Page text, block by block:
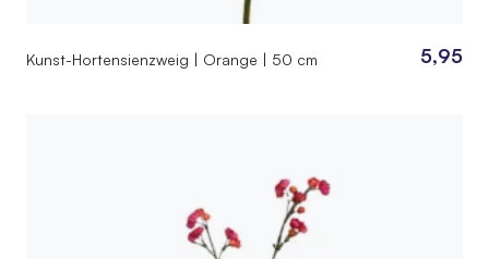
Kunst-Hortensienzweig | Orange | 50 cm 5,95